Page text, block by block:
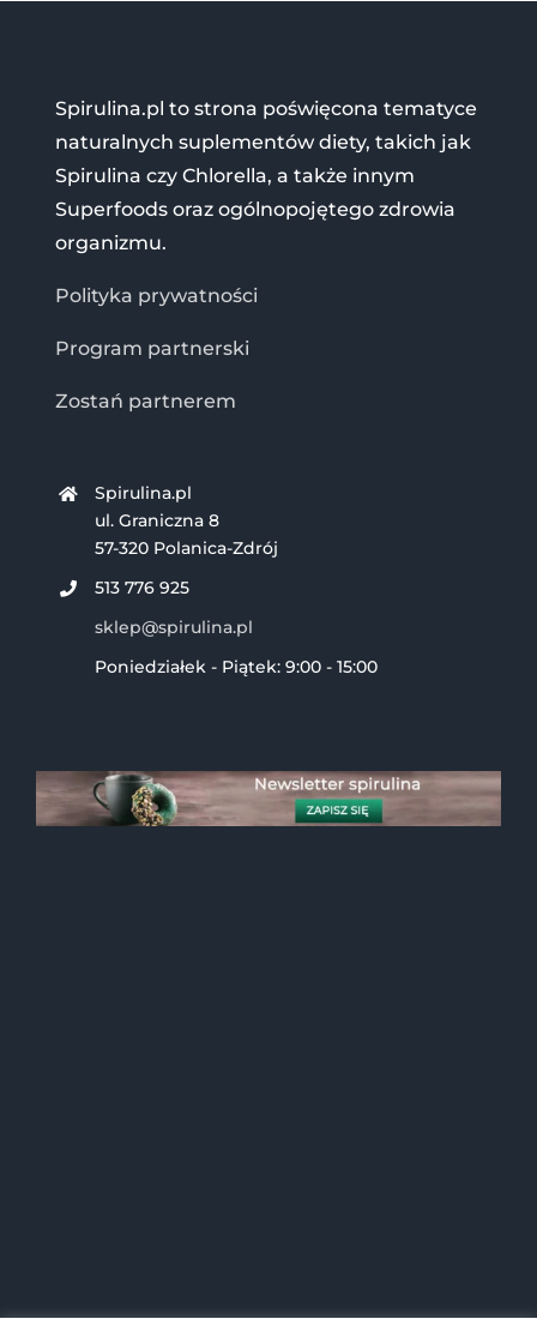
Spirulina.pl to strona poświęcona tematyce
naturalnych suplementów diety, takich jak
Spirulina czy Chlorella, a także innym
Superfoods oraz ogólnopojętego zdrowia
organizmu.
Polityka prywatności
Program partnerski
Zostań partnerem
Spirulina.pl
ul. Graniczna 8
57-320 Polanica-Zdrój
513 776 925
sklep@spirulina.pl
Poniedziałek - Piątek: 9:00 - 15:00